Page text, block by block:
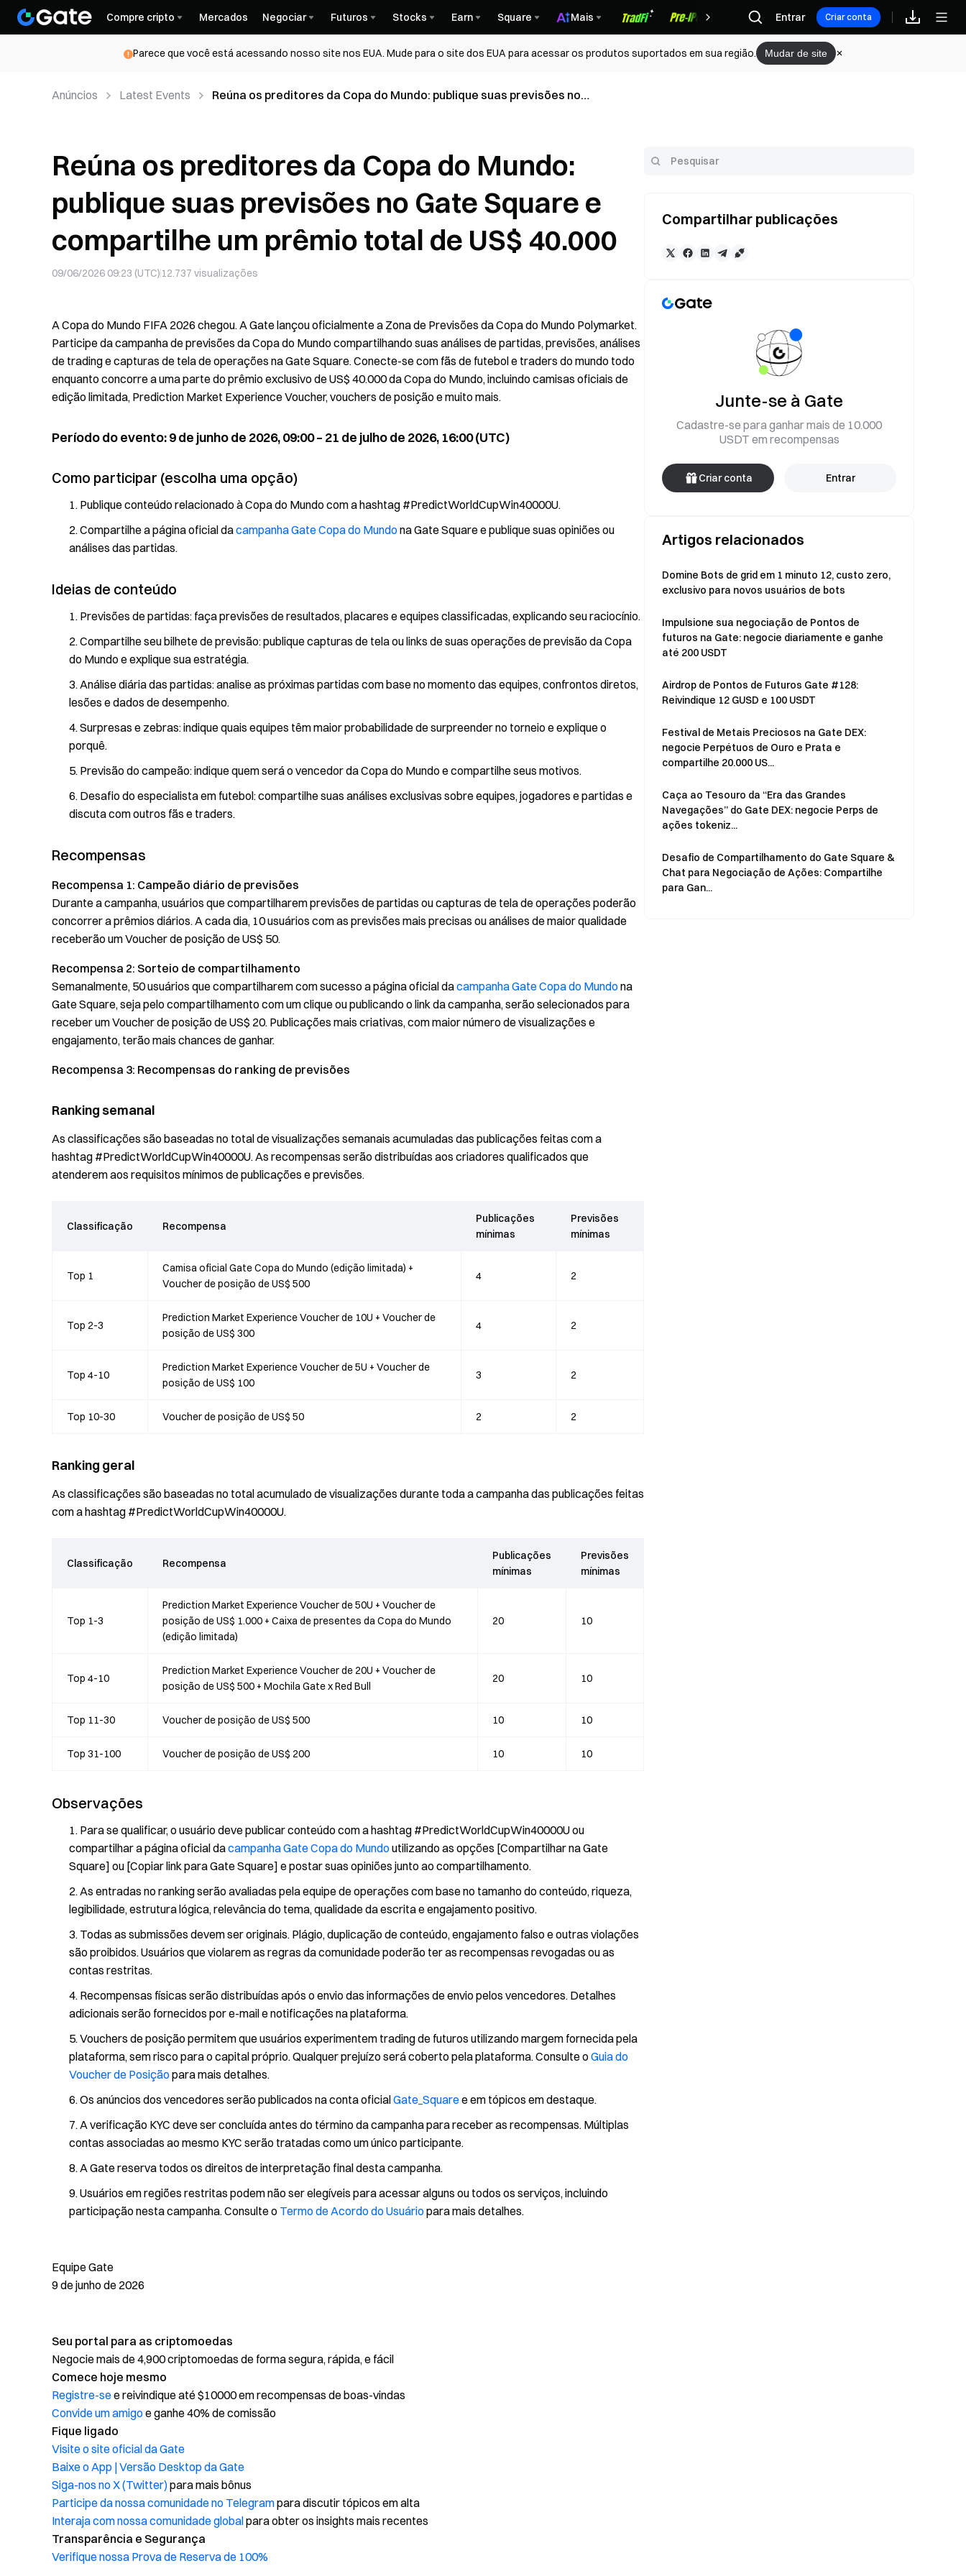
Compre cripto Mercados Negociar Futuros Stocks Earn Square Mais Recompensas
Entrar Criar conta
Parece que você está acessando nosso site nos EUA. Mude para o site dos EUA para acessar os produtos suportados em sua região. Mudar de site
Anúncios Latest Events
Reúna os preditores da Copa do Mundo: publique suas previsões no
Reúna os preditores da Copa do Mundo:
publique suas previsões no Gate Square e
compartilhe um prêmio total de US$ 40.000
09/06/2026 09:23 (UTC) 12.737 visualizações
A Copa do Mundo FIFA 2026 chegou. A Gate lançou oficialmente a Zona de Previsões da Copa do Mundo Polymarket.
Participe da campanha de previsões da Copa do Mundo compartilhando suas análises de partidas, previsões, análises
de trading e capturas de tela de operações na Gate Square. Conecte-se com fãs de futebol e traders do mundo todo
enquanto concorre a uma parte do prêmio exclusivo de US$ 40.000 da Copa do Mundo, incluindo camisas oficiais de
edição limitada, Prediction Market Experience Voucher, vouchers de posição e muito mais.
Período do evento: 9 de junho de 2026, 09:00 – 21 de julho de 2026, 16:00 (UTC)
Como participar (escolha uma opção)
Publique conteúdo relacionado à Copa do Mundo com a hashtag #PredictWorldCupWin40000U.
Compartilhe a página oficial dacampanha Gate Copa do Mundo na Gate Square e publique suas opiniões ou
análises das partidas.
Ideias de conteúdo
Previsões de partidas: faça previsões de resultados, placares e equipes classificadas, explicando seu raciocínio.
Compartilhe seu bilhete de previsão: publique capturas de tela ou links de suas operações de previsão da Copa
do Mundo e explique sua estratégia.
Análise diária das partidas: analise as próximas partidas com base no momento das equipes, confrontos diretos,
lesões e dados de desempenho.
Surpresas e zebras: indique quais equipes têm maior probabilidade de surpreender no torneio e explique o
porquê.
Previsão do campeão: indique quem será o vencedor da Copa do Mundo e compartilhe seus motivos.
Desafio do especialista em futebol: compartilhe suas análises exclusivas sobre equipes, jogadores e partidas e
discuta com outros fãs e traders.
Recompensas
Recompensa 1: Campeão diário de previsões
Durante a campanha, usuários que compartilharem previsões de partidas ou capturas de tela de operações poderão
concorrer a prêmios diários. A cada dia, 10 usuários com as previsões mais precisas ou análises de maior qualidade
receberão um Voucher de posição de US$ 50.
Recompensa 2: Sorteio de compartilhamento
Semanalmente, 50 usuários que compartilharem com sucesso a página oficial dacampanha Gate Copa do Mundo na
Gate Square, seja pelo compartilhamento com um clique ou publicando o link da campanha, serão selecionados para
receber um Voucher de posição de US$ 20. Publicações mais criativas, com maior número de visualizações e
engajamento, terão mais chances de ganhar.
Recompensa 3: Recompensas do ranking de previsões
Ranking semanal
As classificações são baseadas no total de visualizações semanais acumuladas das publicações feitas com a
hashtag #PredictWorldCupWin40000U. As recompensas serão distribuídas aos criadores qualificados que
atenderem aos requisitos mínimos de publicações e previsões.
Classificação Recompensa
Publicações
mínimas
Previsões
mínimas
Top 1
Camisa oficial Gate Copa do Mundo (edição limitada) +
Voucher de posição de US$ 500
4 2
Top 2-3
Prediction Market Experience Voucher de 10U + Voucher de
posição de US$ 300
4 2
Top 4-10
Prediction Market Experience Voucher de 5U + Voucher de
posição de US$ 100
3 2
Top 10-30 Voucher de posição de US$ 50 2 2
Ranking geral
As classificações são baseadas no total acumulado de visualizações durante toda a campanha das publicações feitas
com a hashtag #PredictWorldCupWin40000U.
Classificação Recompensa
Publicações
mínimas
Previsões
mínimas
Top 1-3
Prediction Market Experience Voucher de 50U + Voucher de
posição de US$ 1.000 + Caixa de presentes da Copa do Mundo
(edição limitada)
20 10
Top 4-10
Prediction Market Experience Voucher de 20U + Voucher de
posição de US$ 500 + Mochila Gate x Red Bull
20 10
Top 11-30 Voucher de posição de US$ 500 10 10
Top 31-100 Voucher de posição de US$ 200 10 10
Observações
Para se qualificar, o usuário deve publicar conteúdo com a hashtag #PredictWorldCupWin40000U ou
compartilhar a página oficial dacampanha Gate Copa do Mundo utilizando as opções [Compartilhar na Gate
Square] ou [Copiar link para Gate Square] e postar suas opiniões junto ao compartilhamento.
As entradas no ranking serão avaliadas pela equipe de operações com base no tamanho do conteúdo, riqueza,
legibilidade, estrutura lógica, relevância do tema, qualidade da escrita e engajamento positivo.
Todas as submissões devem ser originais. Plágio, duplicação de conteúdo, engajamento falso e outras violações
são proibidos. Usuários que violarem as regras da comunidade poderão ter as recompensas revogadas ou as
contas restritas.
Recompensas físicas serão distribuídas após o envio das informações de envio pelos vencedores. Detalhes
adicionais serão fornecidos por e-mail e notificações na plataforma.
Vouchers de posição permitem que usuários experimentem trading de futuros utilizando margem fornecida pela
plataforma, sem risco para o capital próprio. Qualquer prejuízo será coberto pela plataforma. Consulte o Guia do
Voucher de Posição para mais detalhes.
Os anúncios dos vencedores serão publicados na conta oficialGate_Squaree em tópicos em destaque.
A verificação KYC deve ser concluída antes do término da campanha para receber as recompensas. Múltiplas
contas associadas ao mesmo KYC serão tratadas como um único participante.
A Gate reserva todos os direitos de interpretação final desta campanha.
Usuários em regiões restritas podem não ser elegíveis para acessar alguns ou todos os serviços, incluindo
participação nesta campanha. Consulte o Termo de Acordo do Usuário para mais detalhes.
Equipe Gate
9 de junho de 2026
Seu portal para as criptomoedas
Negocie mais de 4,900 criptomoedas de forma segura, rápida, e fácil
Comece hoje mesmo
Registre-see reivindique até $10000 em recompensas de boas-vindas
Convide um amigo e ganhe 40% de comissão
Fique ligado
Visite o site oficial da Gate
Baixe o App | Versão Desktop da Gate
Siga-nos no X (Twitter)para mais bônus
Participe da nossa comunidade no Telegrampara discutir tópicos em alta
Interaja com nossa comunidade globalpara obter os insights mais recentes
Transparência e Segurança
Verifique nossa Prova de Reserva de 100%
Compartilhar publicações
Junte-se à Gate
Cadastre-se para ganhar mais de 10.000
USDT em recompensas
Criar conta Entrar
Artigos relacionados
Domine Bots de grid em 1 minuto 12, custo zero,
exclusivo para novos usuários de bots
Impulsione sua negociação de Pontos de
futuros na Gate: negocie diariamente e ganhe
até 200 USDT
Airdrop de Pontos de Futuros Gate #128:
Reivindique 12 GUSD e 100 USDT
Festival de Metais Preciosos na Gate DEX:
negocie Perpétuos de Ouro e Prata e
compartilhe 20.000 US...
Caça ao Tesouro da “Era das Grandes
Navegações” do Gate DEX: negocie Perps de
ações tokeniz...
Desafio de Compartilhamento do Gate Square &
Chat para Negociação de Ações: Compartilhe
para Gan...